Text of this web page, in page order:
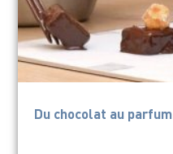
Du chocolat au parfum